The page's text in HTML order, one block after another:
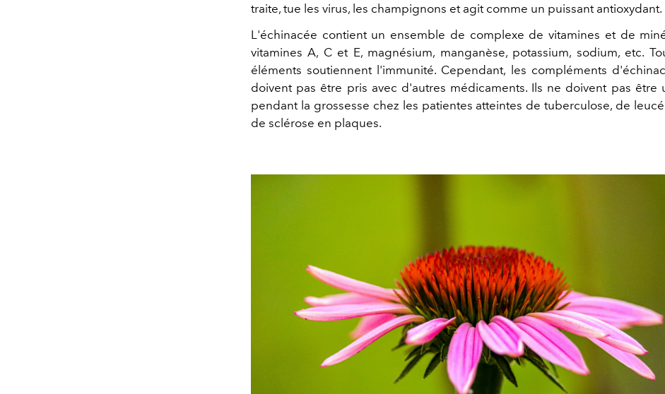
traite, tue les virus, les champignons et agit comme un puissant antioxydant.
L'échinacée contient un ensemble de complexe de vitamines et de
vitamines A, C et E, magnésium, manganèse, potassium, sodium, etc.
éléments soutiennent l'immunité. Cependant, les compléments
doivent pas être pris avec d'autres médicaments. Ils ne doivent pas être
pendant la grossesse chez les patientes atteintes de tuberculose, de
de sclérose en plaques.